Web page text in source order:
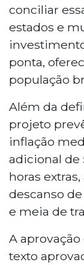
conciliar
estados e
ponta,
população
Além da
projeto
inflação
adicional de
horas
descanso
e meia de
A
texto